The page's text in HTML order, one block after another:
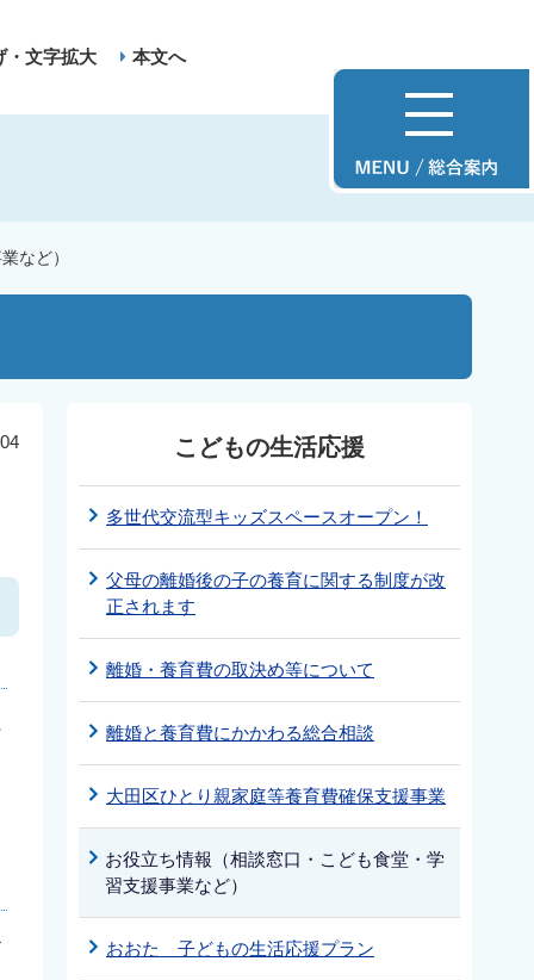
・文字拡大 本文へ
など）
こどもの生活応援
多世代交流型キッズスペースオープン！
父母の離婚後の子の養育に関する制度が改
正されます
離婚・養育費の取決め等について
離婚と養育費にかかわる総合相談
大田区ひとり親家庭等養育費確保支援事業
お役立ち情報（相談窓口・こども食堂・学
習支援事業など）
おおた 子どもの生活応援プラン